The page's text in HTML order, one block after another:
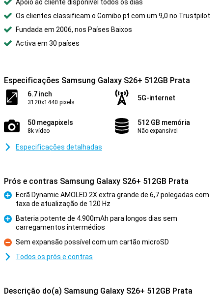
Apoio ao cliente disponível todos os dias
Os clientes classificam o Gomibo.pt com um 9,0 no Trustpilot
Fundada em 2006, nos Países Baixos
Activa em 30 países
Especificações Samsung Galaxy S26+ 512GB Prata
6.7 inch
3120x1440 pixels
5G-internet
50 megapixels
8k vídeo
512 GB memória
Não expansível
Especificações detalhadas
Prós e contras Samsung Galaxy S26+ 512GB Prata
Prós
Ecrã Dynamic AMOLED 2X extra grande de 6,7 polegadas com
taxa de atualização de 120 Hz
Prós
Bateria potente de 4.900mAh para longos dias sem
carregamentos intermédios
Contras
Sem expansão possível com um cartão microSD
Todos os prós e contras
Descrição do(a) Samsung Galaxy S26+ 512GB Prata